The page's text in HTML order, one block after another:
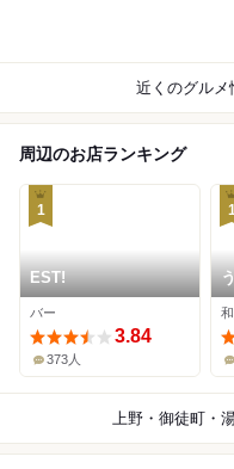
近くのグルメ
周辺のお店ランキング
1
EST!
バー
3.84
373人
上野・御徒町・